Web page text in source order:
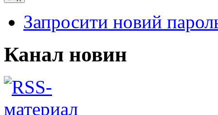
Запросити новий
Канал новин